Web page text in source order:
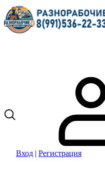
Вход | Регистрация